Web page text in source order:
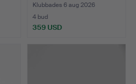
Klubbades 6 aug 2026
4 bud
359 USD